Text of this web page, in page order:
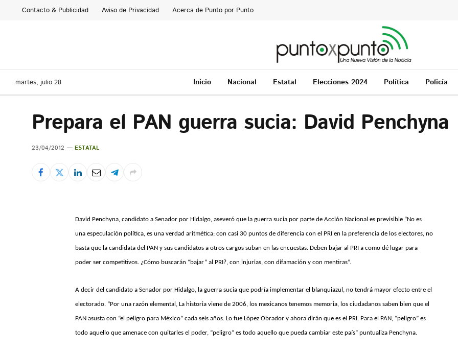
Contacto & Publicidad Aviso de Privacidad Acerca de Punto por Punto
martes, julio 28 Inicio Nacional Estatal Elecciones 2024 Política Policía
Prepara el PAN guerra sucia: David Penchyna
23/04/2012 ESTATAL
David Penchyna, candidato a Senador por Hidalgo, aseveró que la guerra sucia por parte de Acción Nacional es previsible “No es
una especulación política, es una verdad aritmética: con casi 30 puntos de diferencia con el PRI en la preferencia de los electores, no
basta que la candidata del PAN y sus candidatos a otros cargos suban en las encuestas. Deben bajar al PRI a como dé lugar para
poder ser competitivos. ¿Cómo buscarán “bajar” al PRI?, con injurias, con difamación y con mentiras”.
A decir del candidato a Senador por Hidalgo, la guerra sucia que podría implementar el blanquiazul, no tendrá mayor efecto entre el
electorado. “Por una razón elemental, La historia viene de 2006, los mexicanos tenemos memoria, los ciudadanos saben bien que el
PAN asusta con “el peligro para México” cada seis años. Lo fue López Obrador y ahora dirán que es el PRI. Para el PAN, “peligro” es
todo aquello que amenace con quitarles el poder, “peligro” es todo aquello que pueda cambiar este país” puntualiza Penchyna.